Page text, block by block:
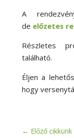
A
de előzetes
Részletes
található.
Éljen a
hogy
← Előző cikkünk